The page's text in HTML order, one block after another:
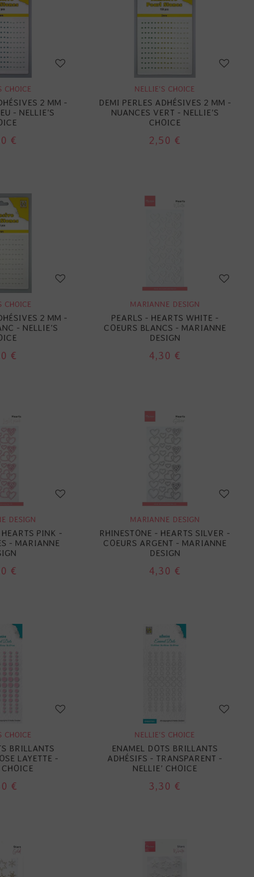
CHOICE
2 MM -
- NELLIE'S
€
NELLIE'S CHOICE
DEMI PERLES ADHÉSIVES 2 MM -
NUANCES VERT - NELLIE'S
CHOICE
2,50 €
CHOICE
2 MM -
- NELLIE'S
€
MARIANNE DESIGN
PEARLS - HEARTS WHITE -
COEURS BLANCS - MARIANNE
DESIGN
4,30 €
DESIGN
PINK -
- MARIANNE
€
MARIANNE DESIGN
RHINESTONE - HEARTS SILVER -
COEURS ARGENT - MARIANNE
DESIGN
4,30 €
CHOICE
BRILLANTS
LAYETTE -
€
NELLIE'S CHOICE
ENAMEL DOTS BRILLANTS
ADHÉSIFS - TRANSPARENT -
NELLIE' CHOICE
3,30 €